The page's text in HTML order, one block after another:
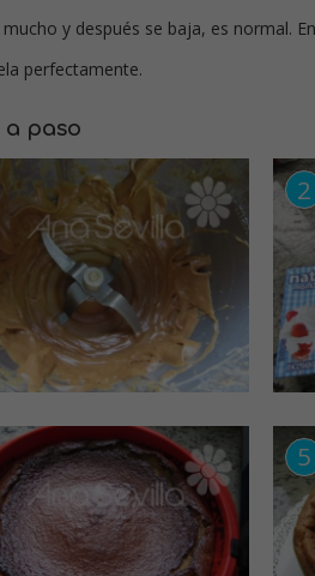
y después se baja, es normal.
perfectamente.
a paso